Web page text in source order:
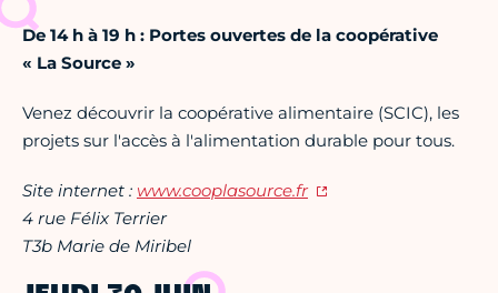
De 14 h à 19 h : Portes ouvertes de la coopérative
« La Source »
Venez découvrir la coopérative alimentaire (SCIC), les
projets sur l'accès à l'alimentation durable pour tous.
Site internet : www.cooplasource.fr
4 rue Félix Terrier
T3b Marie de Miribel